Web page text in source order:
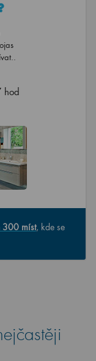
hod
300 míst, kde se